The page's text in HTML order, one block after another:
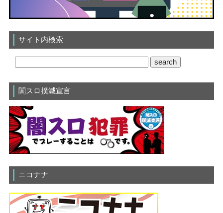
サイト内検索
闇スロ撲滅宣言
ニコナナ